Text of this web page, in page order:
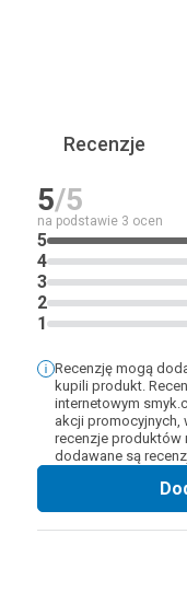
Recenzje
5/5
na podstawie 3 ocen
5
4
3
2
1
Recenzję mogą
kupili produkt.
internetowym
akcji promocyjnych,
recenzje produktów
dodawane są